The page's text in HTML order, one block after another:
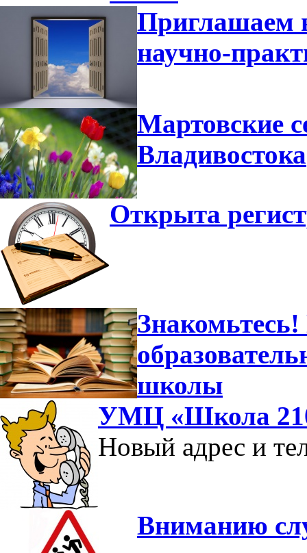
Приглашаем
научно-
Мартовские
Владивостока
Открыта
школы
УМЦ «Школа
Новый адрес и
Вниманию